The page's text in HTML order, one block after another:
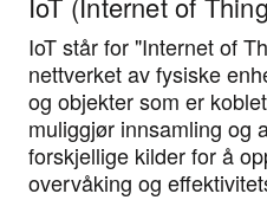
IoT står for "Internet of
nettverket av fysiske
og objekter som er
muliggjør innsamling og
forskjellige kilder for å
overvåking og